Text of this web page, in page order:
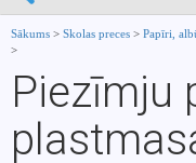
Sākums > Skolas preces > Papīri,
>
Piezīmju